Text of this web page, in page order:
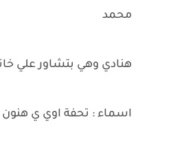
محمد
هنادي وهي بتشاور علي
اسماء : تحفة اوي ي هنون